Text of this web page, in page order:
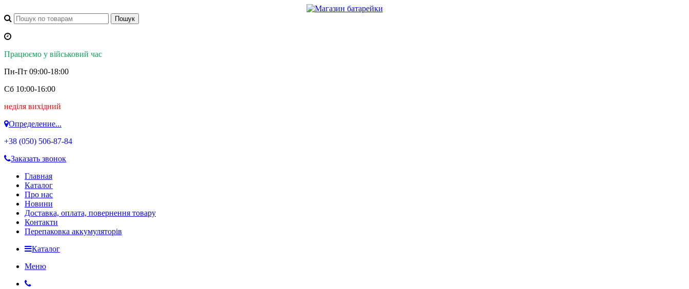
Працюємо у військовий час
Пн-Пт 09:00-18:00
Сб 10:00-16:00
неділя вихідний
Определение...
+38 (050) 506-87-84
Заказать звонок
Главная
Каталог
Про нас
Новини
Доставка, оплата, повернення товару
Контакти
Перепаковка аккумуляторів
Каталог
Меню